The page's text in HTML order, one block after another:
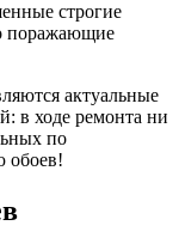
строгие
поражающие
актуальные
в ходе ремонта ни
по
обоев!